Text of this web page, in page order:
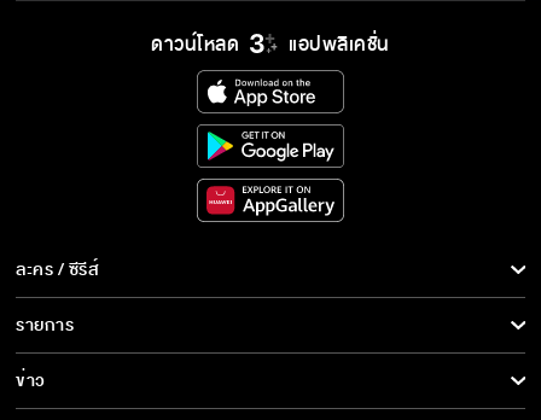
ดาวน์โหลด แอปพลิเคชั่น
ละคร / ซีรีส์
ละคร/ซีรีส์
ซีรีส์นานาชาติ
การ์ตูน & เกม
รายการ
รายการทั้งหมด
ข่าว